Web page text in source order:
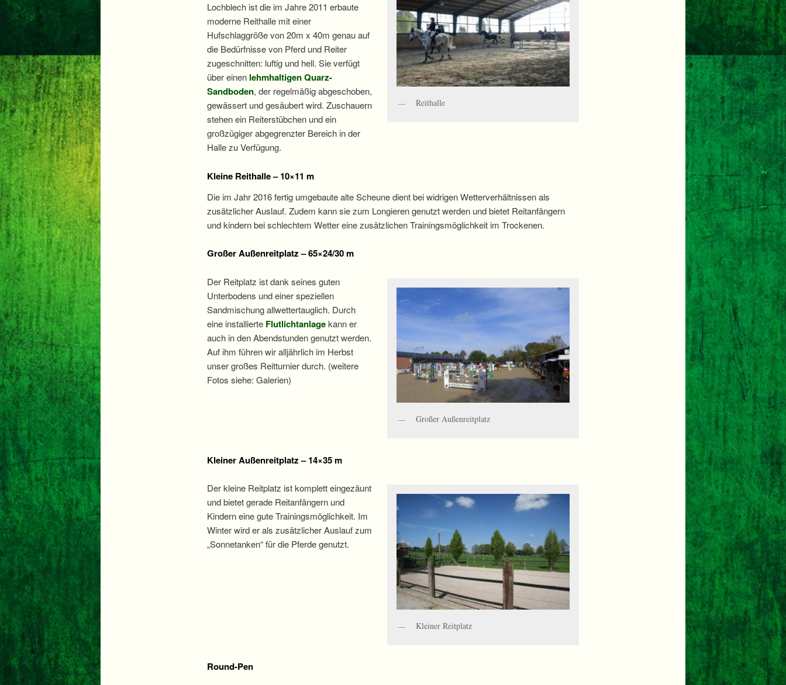
Reithalle
Lochblech ist die im Jahre 2011 erbaute
moderne Reithalle mit einer
Hufschlaggröße von 20m x 40m genau auf
die Bedürfnisse von Pferd und Reiter
zugeschnitten: luftig und hell. Sie verfügt
über einen lehmhaltigen Quarz-
Sandboden, der regelmäßig abgeschoben,
gewässert und gesäubert wird. Zuschauern
stehen ein Reiterstübchen und ein
großzügiger abgegrenzter Bereich in der
Halle zu Verfügung.
Kleine Reithalle – 10×11 m
Die im Jahr 2016 fertig umgebaute alte Scheune dient bei widrigen Wetterverhältnissen als
zusätzlicher Auslauf. Zudem kann sie zum Longieren genutzt werden und bietet Reitanfängern
und kindern bei schlechtem Wetter eine zusätzlichen Trainingsmöglichkeit im Trockenen.
Großer Außenreitplatz – 65×24/30 m
Großer Außenreitplatz
Der Reitplatz ist dank seines guten
Unterbodens und einer speziellen
Sandmischung allwettertauglich. Durch
eine installierte Flutlichtanlagekann er
auch in den Abendstunden genutzt werden.
Auf ihm führen wir alljährlich im Herbst
unser großes Reitturnier durch. (weitere
Fotos siehe: Galerien)
Kleiner Außenreitplatz – 14×35 m
Kleiner Reitplatz
Der kleine Reitplatz ist komplett eingezäunt
und bietet gerade Reitanfängern und
Kindern eine gute Trainingsmöglichkeit. Im
Winter wird er als zusätzlicher Auslauf zum
„Sonnetanken“ für die Pferde genutzt.
Round-Pen